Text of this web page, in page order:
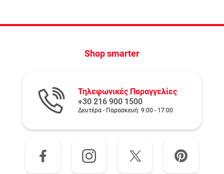
Shop smarter
Τηλεφωνικές Παραγγελίες
+30 216 900 1500
Δευτέρα - Παρασκευή: 9:00 - 17:00